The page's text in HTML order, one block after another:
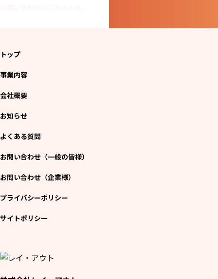
トップ
事業内容
会社概要
お知らせ
よくある質問
お問い合わせ（一般の皆様）
お問い合わせ（企業様）
プライバシーポリシー
サイトポリシー